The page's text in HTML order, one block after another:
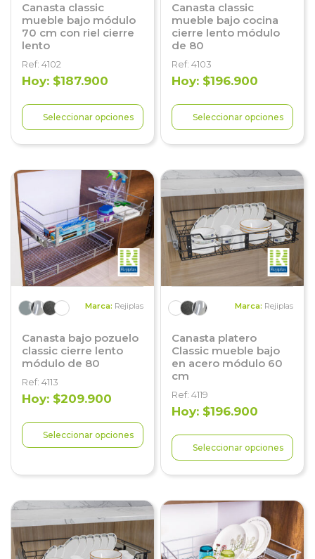
Canasta classic
mueble bajo módulo
70 cm con riel cierre
lento
Ref: 4102
Hoy: $187.900
Seleccionar opciones
Canasta classic
mueble bajo cocina
cierre lento módulo
de 80
Ref: 4103
Hoy: $196.900
Seleccionar opciones
Marca: Rejiplas
Canasta bajo pozuelo
classic cierre lento
módulo de 80
Ref: 4113
Hoy: $209.900
Seleccionar opciones
Marca: Rejiplas
Canasta platero
Classic mueble bajo
en acero módulo 60
cm
Ref: 4119
Hoy: $196.900
Seleccionar opciones